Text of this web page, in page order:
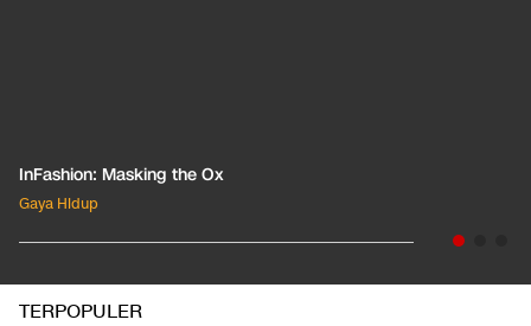
InFashion: Masking the Ox
Gaya Hidup
TERPOPULER